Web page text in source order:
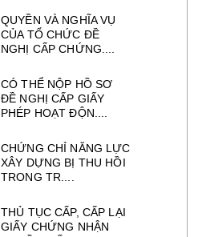
QUYỀN VÀ NGHĨA VỤ
CỦA TỔ CHỨC ĐỀ
NGHỊ CẤP CHỨNG....
CÓ THỂ NỘP HỒ SƠ
ĐỀ NGHỊ CẤP GIẤY
PHÉP HOẠT ĐỘN....
CHỨNG CHỈ NĂNG LỰC
XÂY DỰNG BỊ THU HỒI
TRONG TR....
THỦ TỤC CẤP, CẤP LẠI
GIẤY CHỨNG NHẬN